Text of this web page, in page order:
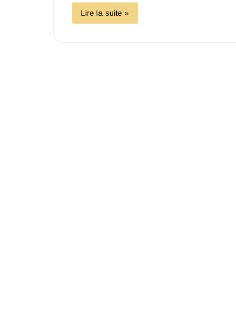
Lire la suite »